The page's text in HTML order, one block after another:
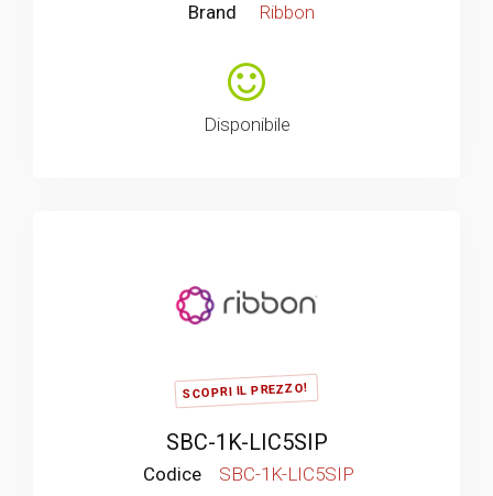
Brand
Ribbon
Disponibile
SCOPRI IL PREZZO!
SBC-1K-LIC5SIP
Codice
SBC-1K-LIC5SIP